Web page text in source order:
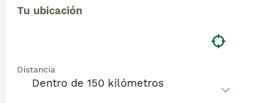
Tu ubicación
Distancia